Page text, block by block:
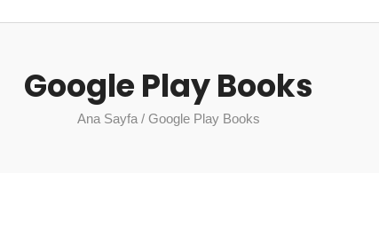
Google Play Books
Ana Sayfa / Google Play Books